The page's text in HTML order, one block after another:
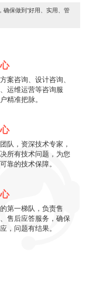
确保做到“好用、实用、管
案咨询、设计咨询、
运维运营等咨询服
精准把脉。
队，资深技术专家，
所有技术问题，为您
靠的技术保障。
第一梯队，负责售
售后应答服务，确保
，问题有结果。